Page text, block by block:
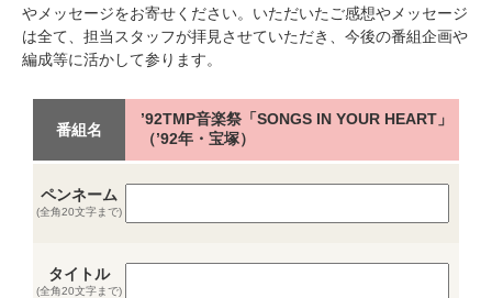
やメッセージをお寄せください。いただいたご感想やメッセージ
は全て、担当スタッフが拝見させていただき、今後の番組企画や
編成等に活かして参ります。
番組名
’92TMP音楽祭「SONGS IN YOUR HEART」
（’92年・宝塚）
ペンネーム
(全角20文字まで)
タイトル
(全角20文字まで)